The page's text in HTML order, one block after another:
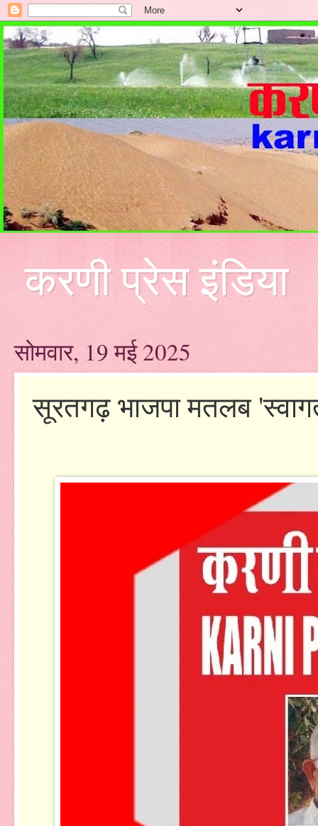
करणी प्रेस इंडिया
सोमवार, 19 मई 2025
सूरतगढ़ भाजपा मतलब 'स्वागत